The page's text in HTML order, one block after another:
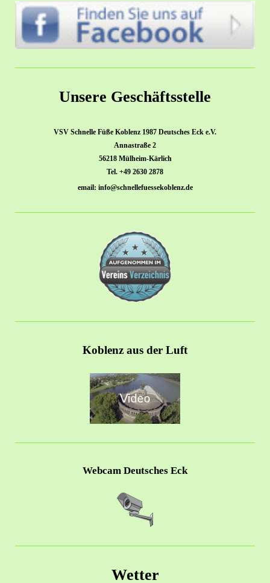
Unsere Geschäftsstelle
VSV Schnelle Füße Koblenz 1987 Deutsches Eck e.V.
Annastraße 2
56218 Mülheim-Kärlich
Tel. +49 2630 2878
email: info@schnellefuessekoblenz.de
Koblenz aus der Luft
Webcam Deutsches Eck
Wetter